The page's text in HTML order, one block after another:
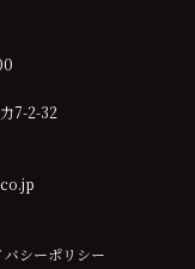
7-2-32
バシーポリシー